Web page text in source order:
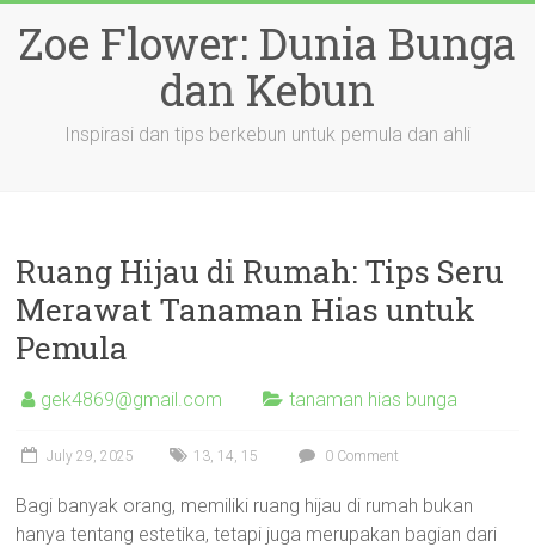
content
Zoe Flower: Dunia Bunga
dan Kebun
Inspirasi dan tips berkebun untuk pemula dan ahli
Ruang Hijau di Rumah: Tips Seru
Merawat Tanaman Hias untuk
Pemula
gek4869@gmail.com tanaman hias bunga
July 29, 2025 13, 14, 15 0 Comment
Bagi banyak orang, memiliki ruang hijau di rumah bukan
hanya tentang estetika, tetapi juga merupakan bagian dari